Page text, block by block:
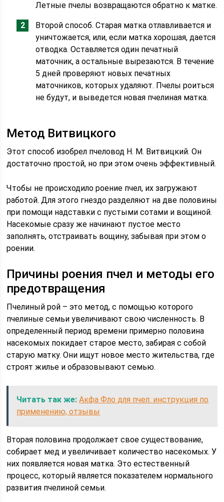
Летные пчелы возвращаются обратно к матке.
Второй способ. Старая матка отлавливается и
уничтожается, или, если матка хорошая, дается
отводка. Оставляется один печатный
маточник, а остальные вырезаются. В течение
5 дней проверяют новых печатных
маточников, которых удаляют. Пчелы роиться
не будут, и выведется новая пчелиная матка.
Метод Витвицкого
Этот способ изобрел пчеловод Н. М. Витвицкий. Он
достаточно простой, но при этом очень эффективный.
Чтобы не происходило роение пчел, их загружают
работой. Для этого гнездо разделяют на две половины
при помощи надставки с пустыми сотами и вощиной.
Насекомые сразу же начинают пустое место
заполнять, отстраивать вощину, забывая при этом о
роении.
Причины роения пчел и методы его
предотвращения
Пчелиный рой – это метод, с помощью которого
пчелиные семьи увеличивают свою численность. В
определенный период времени примерно половина
насекомых покидает старое место, забирая с собой
старую матку. Они ищут новое место жительства, где
строят жилье и образовывают семью.
Читать так же: Акфа Фло для пчел: инструкция по
применению, отзывы
Вторая половина продолжает свое существование,
собирает мед и увеличивает количество насекомых. У
них появляется новая матка. Это естественный
процесс, который является показателем нормального
развития пчелиной семьи.